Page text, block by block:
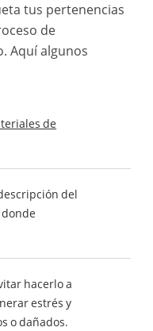
tus pertenencias
de
Aquí algunos
de
del
hacerlo a
estrés y
o dañados.